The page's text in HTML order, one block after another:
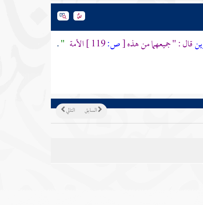
قال : " جميعهما من هذه[ص:119 ] الأمة "
.
التالي السابق